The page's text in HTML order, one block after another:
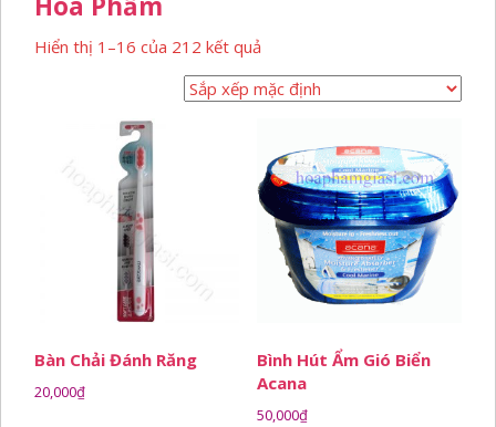
Hiển thị 1–16 của 212 kết quả
Bàn Chải Đánh Răng
20,000₫
Bình Hút Ẩm Gió Biển
Acana
50,000₫